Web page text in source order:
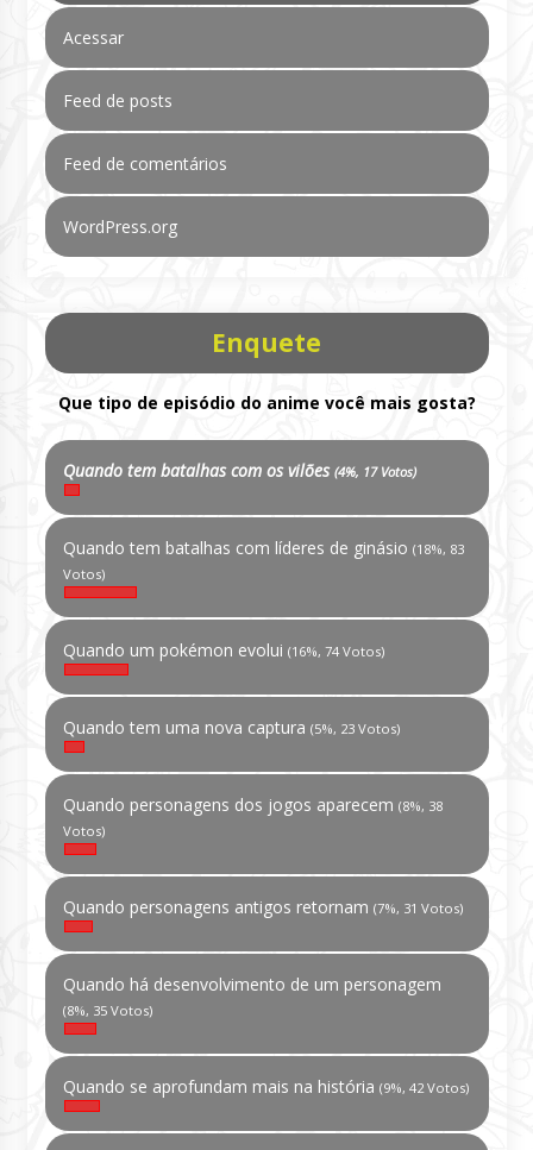
Acessar
Feed de posts
Feed de comentários
WordPress.org
Enquete
Que tipo de episódio do anime você mais gosta?
Quando tem batalhas com os vilões (4%, 17 Votos)
Quando tem batalhas com líderes de ginásio (18%, 83
Votos)
Quando um pokémon evolui (16%, 74 Votos)
Quando tem uma nova captura (5%, 23 Votos)
Quando personagens dos jogos aparecem (8%, 38
Votos)
Quando personagens antigos retornam (7%, 31 Votos)
Quando há desenvolvimento de um personagem
(8%, 35 Votos)
Quando se aprofundam mais na história (9%, 42 Votos)